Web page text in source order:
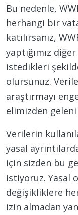
Bu nedenle,
herhangi bir
katılırsanız,
yaptığımız
istedikleri
olursunuz.
araştırmayı
elimizden geleni
Verilerin
yasal
için sizden bu
istiyoruz. Yasal
değişikliklere
izin almadan